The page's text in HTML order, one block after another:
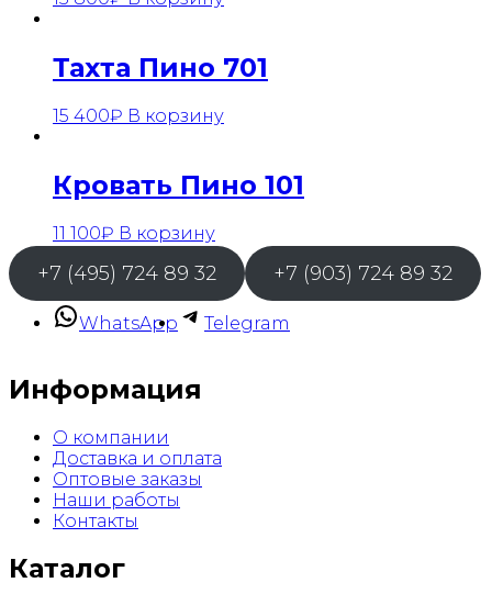
Тахта Пино 701
15 400₽ В корзину
Кровать Пино 101
11 100₽ В корзину
+7 (495) 724 89 32 +7 (903) 724 89 32
WhatsApp Telegram
Информация
О компании
Доставка и оплата
Оптовые заказы
Наши работы
Контакты
Каталог